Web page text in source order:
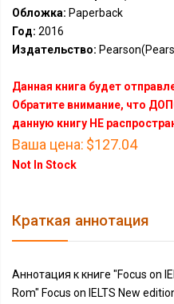
Обложка: Paperback
Год: 2016
Издательство:
Данная книга будет
Обратите внимание, что
данную книгу НЕ
Ваша цена: $127.04
Not In Stock
Краткая аннотация
Аннотация к книге "Focus on
Rom" Focus on IELTS New